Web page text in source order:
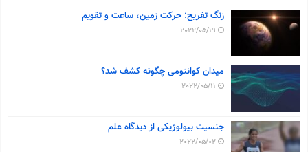
زنگ تفریح: حرکت زمین، ساعت و تقویم
2022/05/19
میدان کوانتومی چگونه کشف شد؟
2022/05/11
جنسیت بیولوژیکی از دیدگاه علم
2022/05/02